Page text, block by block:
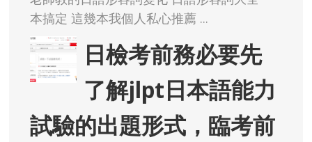
本搞定 這幾本我個人私心推薦 ...
日檢考前務必要先
了解jlpt日本語能力
試驗的出題形式，臨考前